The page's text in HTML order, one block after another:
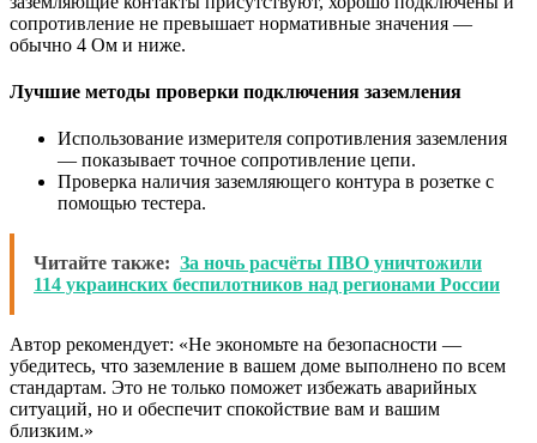
сопротивление не превышает нормативные значения —
обычно 4 Ом и ниже.
Лучшие методы проверки подключения заземления
Использование измерителя сопротивления заземления
— показывает точное сопротивление цепи.
Проверка наличия заземляющего контура в розетке с
помощью тестера.
Читайте также: За ночь расчёты ПВО уничтожили
114 украинских беспилотников над регионами России
Автор рекомендует: «Не экономьте на безопасности —
убедитесь, что заземление в вашем доме выполнено по всем
стандартам. Это не только поможет избежать аварийных
ситуаций, но и обеспечит спокойствие вам и вашим
близким.»